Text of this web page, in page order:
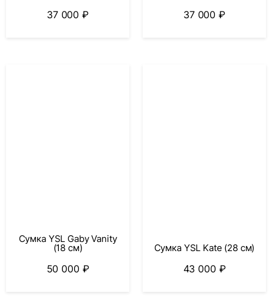
37 000₽ 37 000₽
Сумка YSL Gaby Vanity
(18 см)
50 000 ₽
Сумка YSL Kate (28 см)
43 000 ₽